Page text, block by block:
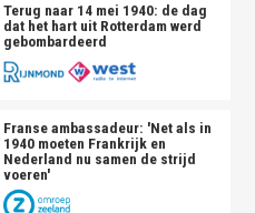
Terug naar 14 mei 1940: de dag
dat het hart uit Rotterdam werd
gebombardeerd
Franse ambassadeur: 'Net als in
1940 moeten Frankrijk en
Nederland nu samen de strijd
voeren'